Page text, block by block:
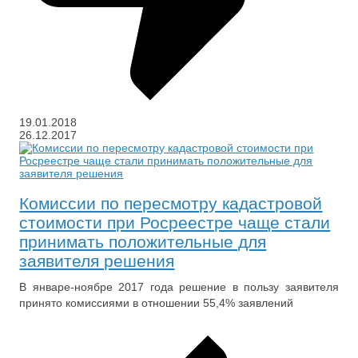
19.01.2018
26.12.2017
Комиссии по пересмотру кадастровой
стоимости при Росреестре чаще стали
принимать положительные для
заявителя решения
В январе-ноябре 2017 года решение в пользу заявителя
принято комиссиями в отношении 55,4% заявлений